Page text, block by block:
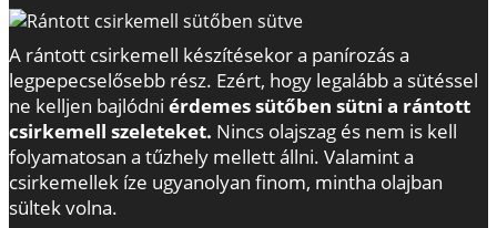
A rántott csirkemell készítésekor a panírozás a
legpepecselősebb rész. Ezért, hogy legalább a sütéssel
ne kelljen bajlódni érdemes sütőben sütni a rántott
csirkemell szeleteket. Nincs olajszag és nem is kell
folyamatosan a tűzhely mellett állni. Valamint a
csirkemellek íze ugyanolyan finom, mintha olajban
sültek volna.